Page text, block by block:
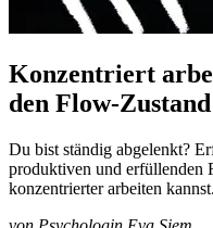
Konzentriert
den Flow-Zustand
Du bist ständig abgelenkt?
produktiven und erfüllenden
konzentrierter arbeiten kannst.